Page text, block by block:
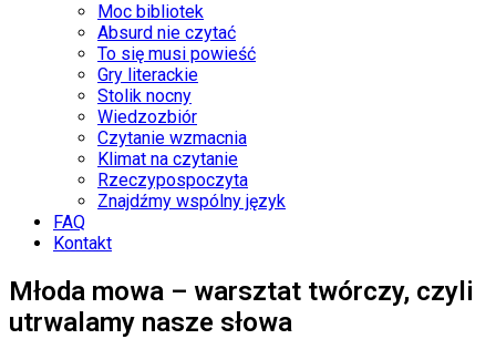
Moc bibliotek
Absurd nie czytać
To się musi powieść
Gry literackie
Stolik nocny
Wiedzozbiór
Czytanie wzmacnia
Klimat na czytanie
Rzeczypospoczyta
Znajdźmy wspólny język
FAQ
Kontakt
Młoda mowa – warsztat twórczy, czyli
utrwalamy nasze słowa